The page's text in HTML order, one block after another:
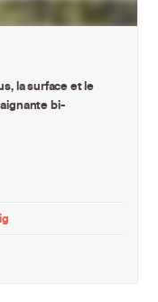
la surface et le
bi-